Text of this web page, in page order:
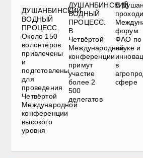
ДУШАНБИНСКИЙ
ВОДНЫЙ
ПРОЦЕСС.
Около 150
волонтёров
привлечены
и
подготовлены
для
проведения
Четвёртой
Международной
конференции
высокого
уровня
ДУШАНБИНСКИЙ
ВОДНЫЙ
ПРОЦЕСС.
В
Четвёртой
Международной
конференции
примут
участие
более 2
500
делегатов
В
форум
ФАО по
науке и
в
сфере